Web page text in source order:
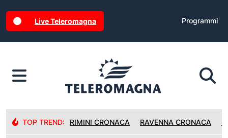
Live Teleromagna Programmi
TOP TREND: RIMINI CRONACA RAVENNA CRONACA